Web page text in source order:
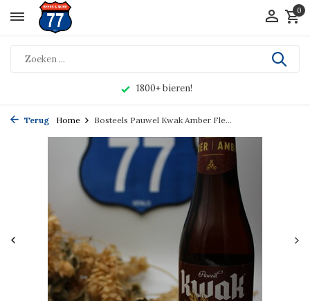
0
1800+ bieren!
Terug Home Bosteels Pauwel Kwak Amber Fle...